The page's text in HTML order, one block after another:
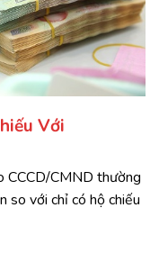
Với
CCCD/CMND thường
so với chỉ có hộ chiếu